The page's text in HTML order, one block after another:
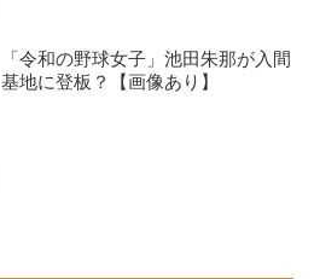
「令和の野球女子」池田朱那が入間
基地に登板？【画像あり】